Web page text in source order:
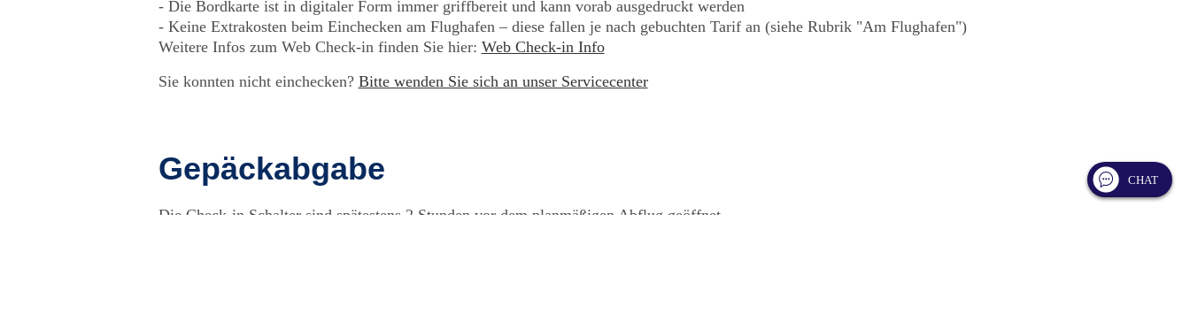
Die Bordkarte ist in digitaler Form immer griffbereit und kann vorab ausgedruckt werden
Keine Extrakosten beim Einchecken am Flughafen – diese fallen je nach gebuchten Tarif an (siehe Rubrik "Am Flughafen")
Weitere Infos zum Web Check-in finden Sie hier: Web Check-in Info
Sie konnten nicht einchecken? Bitte wenden Sie sich an unser Servicecenter
Gepäckabgabe
Die Check-in Schalter sind spätestens 2 Stunden vor dem planmäßigen Abflug geöffnet.
CHAT